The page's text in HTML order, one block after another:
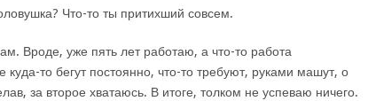
Что-то ты притихший совсем.
Вроде, уже пять лет работаю, а что-то работа
куда-то бегут постоянно, что-то требуют, руками машут, о
за второе хватаюсь. В итоге, толком не успеваю ничего.